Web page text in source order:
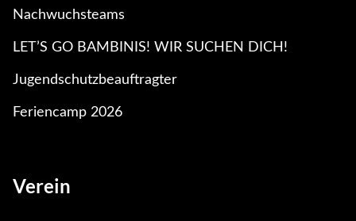
Nachwuchsteams
LET’S GO BAMBINIS! WIR SUCHEN DICH!
Jugendschutzbeauftragter
Feriencamp 2026
Verein